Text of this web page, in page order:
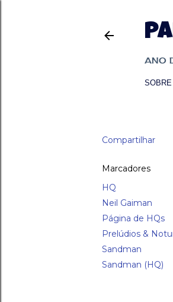
ANO
SOBRE
Compartilhar
Marcadores
HQ
Neil Gaiman
Página de HQs
Prelúdios &
Sandman
Sandman (HQ)